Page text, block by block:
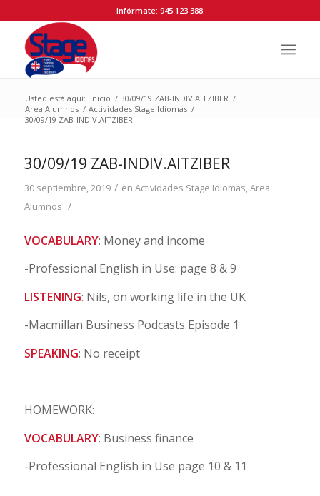
Infórmate: 945 123 388
Usted está aquí: Inicio / 30/09/19 ZAB-INDIV.AITZIBER /
Area Alumnos / Actividades Stage Idiomas /
30/09/19 ZAB-INDIV.AITZIBER
30/09/19 ZAB-INDIV.AITZIBER
30 septiembre, 2019 / en Actividades Stage Idiomas,Area
Alumnos /
VOCABULARY: Money and income
-Professional English in Use: page 8 & 9
LISTENING: Nils, on working life in the UK
-Macmillan Business Podcasts Episode 1
SPEAKING: No receipt
HOMEWORK:
VOCABULARY: Business finance
-Professional English in Use page 10 & 11